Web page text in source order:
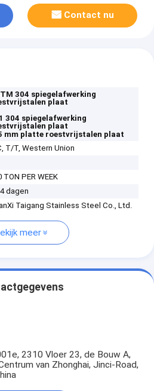
Contact nu
304 spiegelafwerking
plaat
304 spiegelafwerking
plaat
mm platte roestvrijstalen plaat
T/T, Western Union
TON PER WEEK
dagen
Taigang Stainless Steel Co., Ltd.
meer
2310 Vloer 23, de Bouw A,
van Zhonghai, Jinci-Road,